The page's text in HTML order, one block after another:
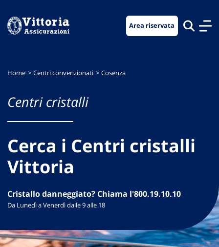
menu
contenuto
footer
Area riservata
Home Centri convenzionati Cosenza
Centri cristalli
Cerca i Centri cristalli
Vittoria
Cristallo danneggiato? Chiama l'800.19.10.10
Da Lunedì a Venerdì dalle 9 alle 18